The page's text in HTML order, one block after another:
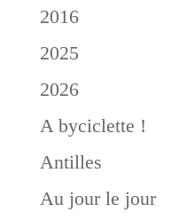
2016
2025
2026
A byciclette !
Antilles
Au jour le jour